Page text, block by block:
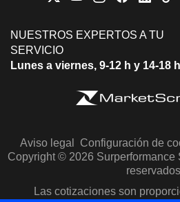
NUESTROS EXPERTOS A TU
SERVICIO
Lunes a viernes, 9-12 h y 14-18 h
Aviso legal Configuración de
Copyright © 2026 Surperformance
Las cotizaciones son